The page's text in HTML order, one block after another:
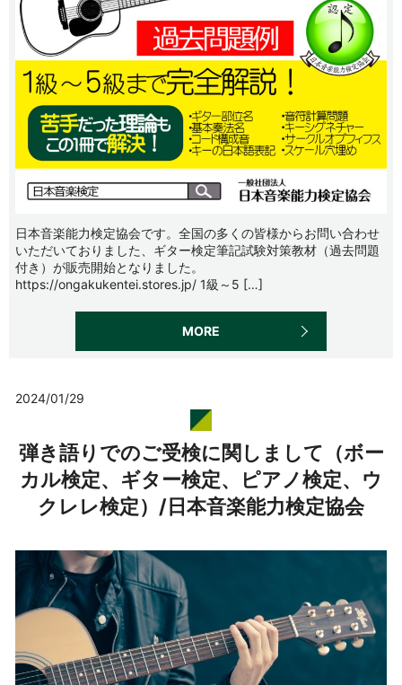
日本音楽能力検定協会です。全国の多くの皆様からお問い合わせ
いただいておりました、ギター検定筆記試験対策教材（過去問題
付き）が販売開始となりました。
https://ongakukentei.stores.jp/ 1級～5 […]
MORE
2024/01/29
弾き語りでのご受検に関しまして（ボー
カル検定、ギター検定、ピアノ検定、ウ
クレレ検定）/日本音楽能力検定協会